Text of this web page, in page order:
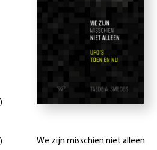
)
)
We zijn misschien niet alleen